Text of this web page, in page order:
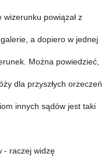
powiązał z
a dopiero w jednej
Można powiedzieć,
dla przyszłych orzeczeń
innych sądów jest taki
- raczej widzę